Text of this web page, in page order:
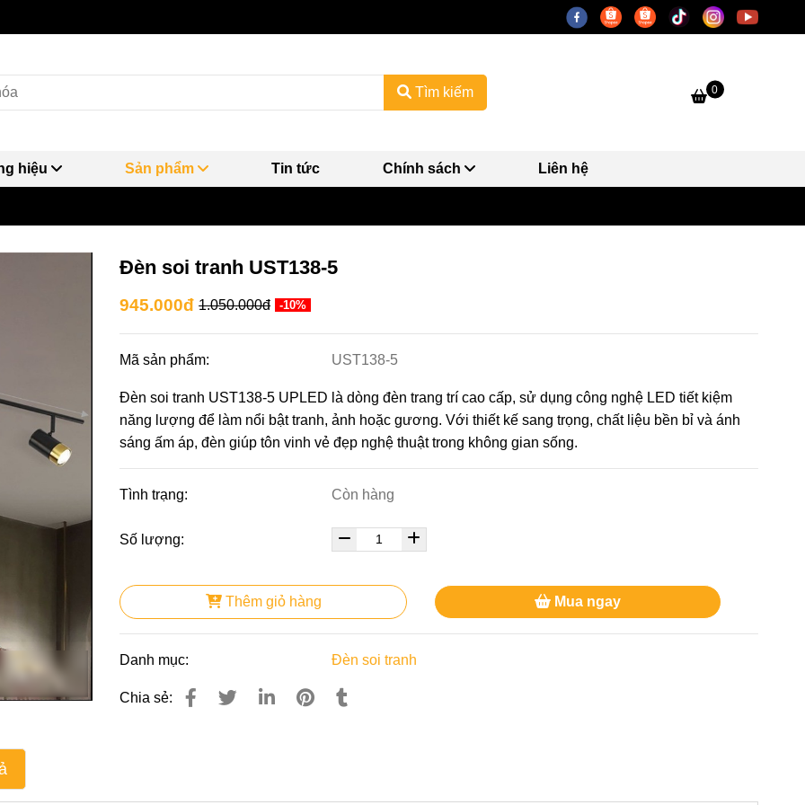
Tìm kiếm 0
hiệu Sản phẩm Tin tức Chính sách Liên hệ
Đèn soi tranh UST138-5
945.000đ 1.050.000đ -10%
Mã sản phẩm: UST138-5
Đèn soi tranh UST138-5 UPLED là dòng đèn trang trí cao cấp, sử dụng công nghệ LED tiết kiệm
năng lượng để làm nổi bật tranh, ảnh hoặc gương. Với thiết kế sang trọng, chất liệu bền bỉ và ánh
sáng ấm áp, đèn giúp tôn vinh vẻ đẹp nghệ thuật trong không gian sống.
Tình trạng: Còn hàng
Số lượng:
Thêm giỏ hàng Mua ngay
Danh mục: Đèn soi tranh
Chia sẻ: